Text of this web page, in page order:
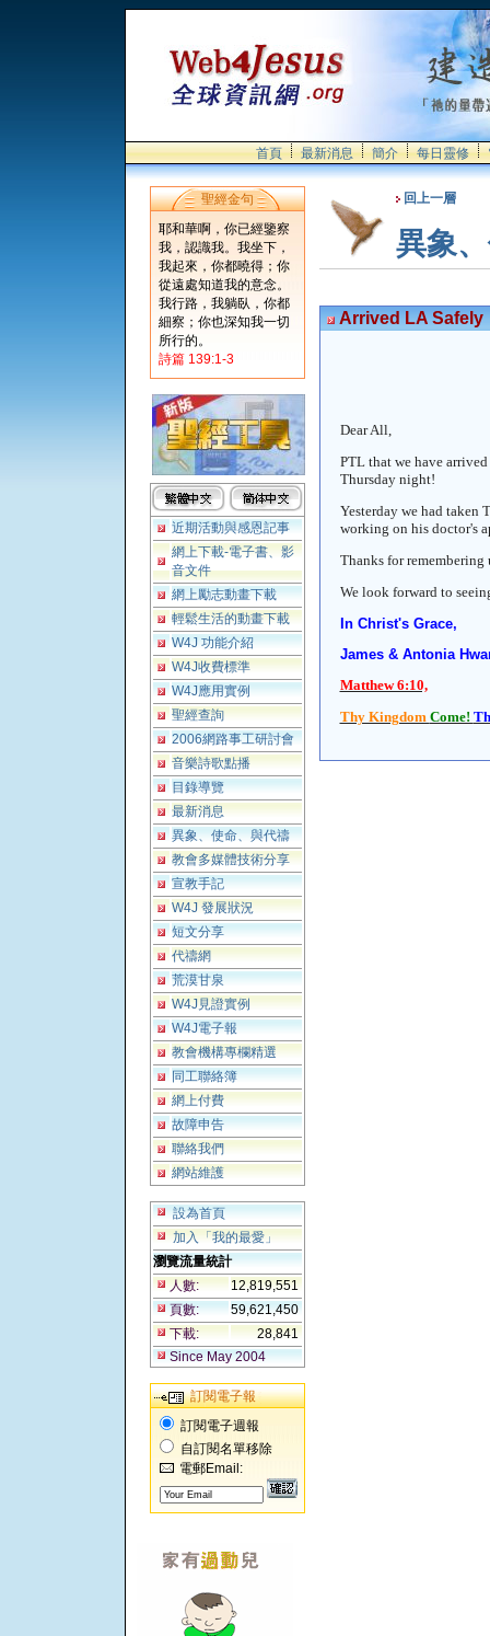
首頁 最新消息 簡介 每日靈修
聖經金句
耶和華啊，你已經鑒察
我，認識我。我坐下，
我起來，你都曉得；你
從遠處知道我的意念。
我行路，我躺臥，你都
細察；你也深知我一切
所行的。
詩篇 139:1-3
近期活動與感恩記事
網上下載-電子書、影
音文件
網上勵志動畫下載
輕鬆生活的動畫下載
W4J 功能介紹
W4J收費標準
W4J應用實例
聖經查詢
2006網路事工研討會
音樂詩歌點播
目錄導覽
最新消息
異象、使命、與代禱
教會多媒體技術分享
宣教手記
W4J 發展狀況
短文分享
代禱網
荒漠甘泉
W4J見證實例
W4J電子報
教會機構專欄精選
同工聯絡簿
網上付費
故障申告
聯絡我們
網站維護
設為首頁
加入「我的最愛」
瀏覽流量統計
人數:
12,819,551
頁數:
59,621,450
下載:
28,841
Since May 2004
訂閱電子報
訂閱電子週報
自訂閱名單移除
電郵Email:
回上一層
異象
Arrived LA Safely
Dear All,
PTL that we have
Thursday night!
Yesterday we had taken
working on his doctor's
Thanks for remembering
We look forward to
In Christ's Grace,
James & Antonia
Matthew 6:10,
Thy Kingdom Come!